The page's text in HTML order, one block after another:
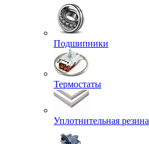
Подшипники
Термостаты
Уплотнительная резина